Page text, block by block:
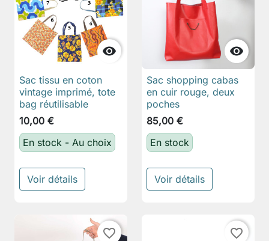

Sac tissu en coton
vintage imprimé, tote
bag réutilisable
10,00 €
En stock - Au choix
Voir détails

Sac shopping cabas
en cuir rouge, deux
poches
85,00 €
En stock
Voir détails
favorite_border favorite_border